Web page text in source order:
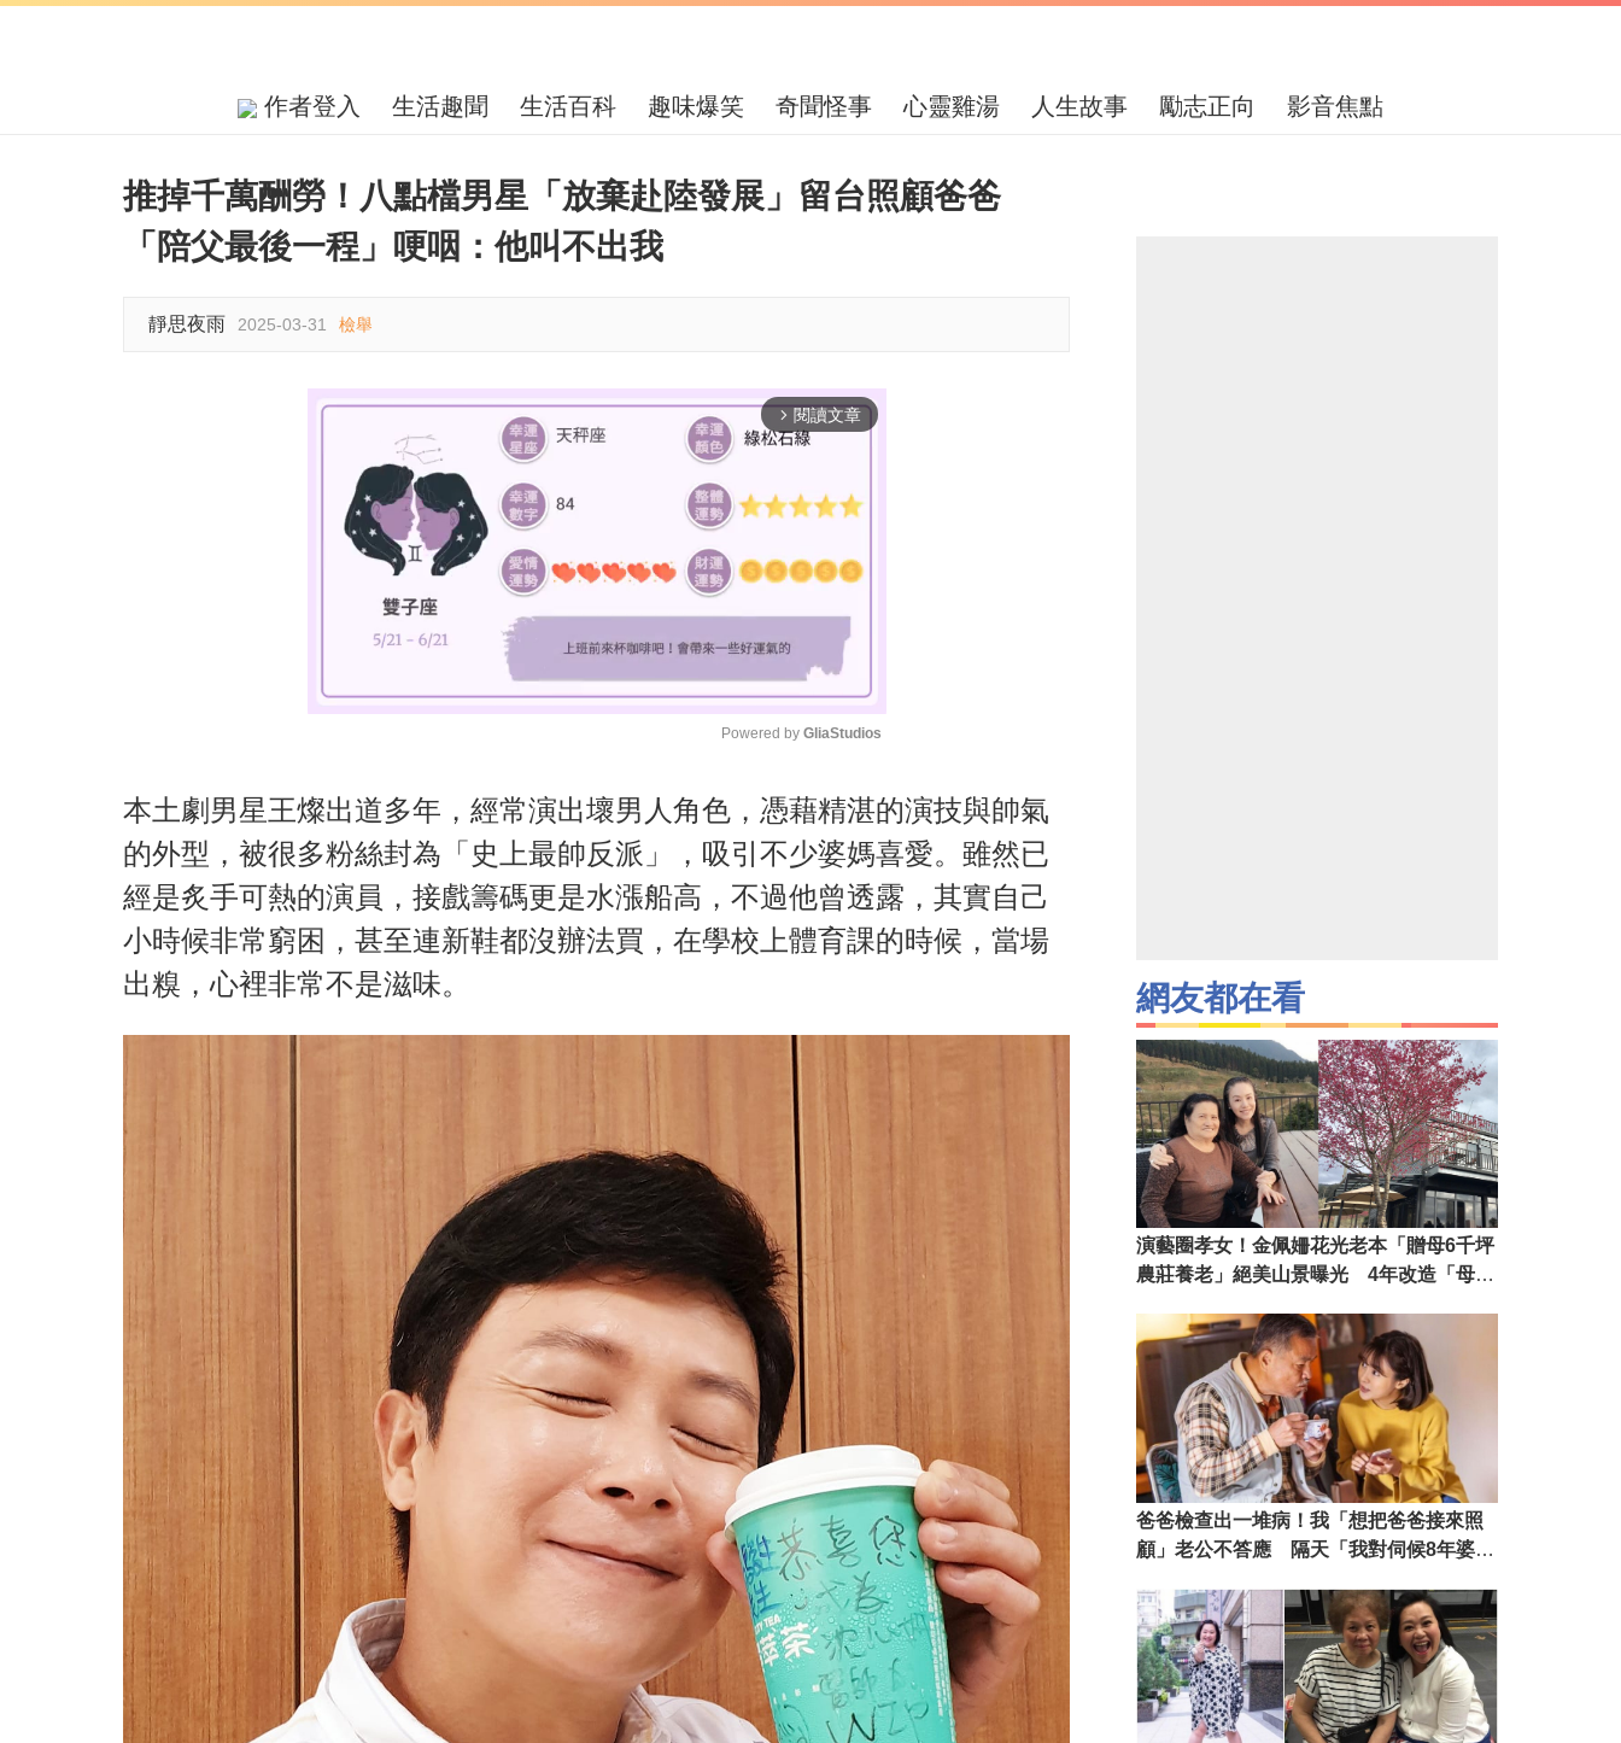
作者登入 生活趣聞 生活百科 趣味爆笑 奇聞怪事 心靈雞湯 人生故事 勵志正向 影音焦點
推掉千萬酬勞！八點檔男星「放棄赴陸發展」留台照顧爸爸
「陪父最後一程」哽咽：他叫不出我
靜思夜雨 2025-03-31 檢舉
arrow_forward_ios 閱讀文章
M
e
Powered by GliaStudios
本土劇男星王燦出道多年，經常演出壞男人角色，憑藉精湛的演技與帥氣
的外型，被很多粉絲封為「史上最帥反派」，吸引不少婆媽喜愛。雖然已
經是炙手可熱的演員，接戲籌碼更是水漲船高，不過他曾透露，其實自己
小時候非常窮困，甚至連新鞋都沒辦法買，在學校上體育課的時候，當場
出糗，心裡非常不是滋味。
網友都在看
演藝圈孝女！金佩姍花光老本「贈母6千坪
農莊養老」絕美山景曝光 4年改造「母女
爸爸檢查出一堆病！我「想把爸爸接來照
顧」老公不答應 隔天「我對伺候8年婆婆